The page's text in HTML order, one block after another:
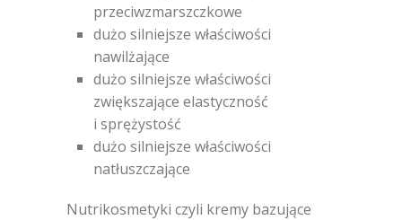
przeciwzmarszczkowe
dużo silniejsze właściwości
nawilżające
dużo silniejsze właściwości
zwiększające elastyczność
i sprężystość
dużo silniejsze właściwości
natłuszczające
Nutrikosmetyki czyli kremy bazujące